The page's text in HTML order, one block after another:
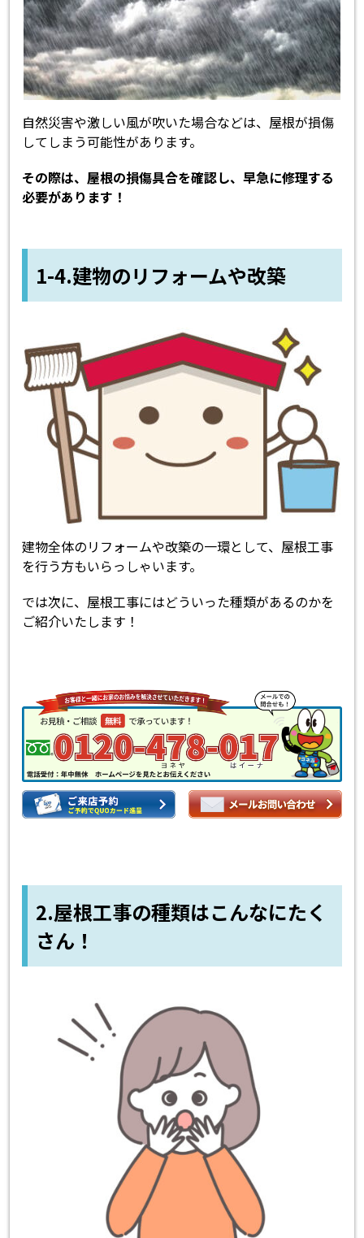
自然災害や激しい風が吹いた場合などは、屋根が損傷
してしまう可能性があります。
その際は、屋根の損傷具合を確認し、早急に修理する
必要があります！
1-4.建物のリフォームや改築
建物全体のリフォームや改築の一環として、屋根工事
を行う方もいらっしゃいます。
では次に、屋根工事にはどういった種類があるのかを
ご紹介いたします！
2.屋根工事の種類はこんなにたく
さん！